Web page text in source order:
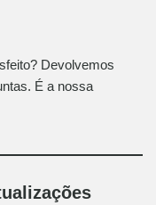
Devolvemos
É a nossa